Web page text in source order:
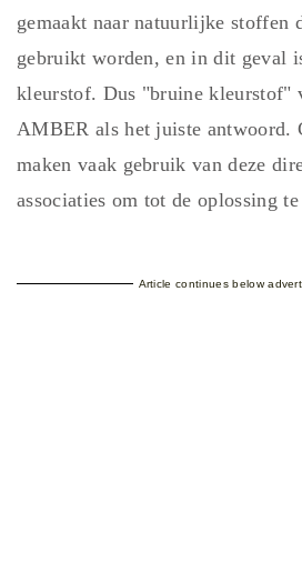
gemaakt naar natuurlijke stoffen
gebruikt worden, en in dit geval
kleurstof. Dus "bruine kleurstof"
AMBER als het juiste antwoord.
maken vaak gebruik van deze
associaties om tot de oplossing
Article continues below